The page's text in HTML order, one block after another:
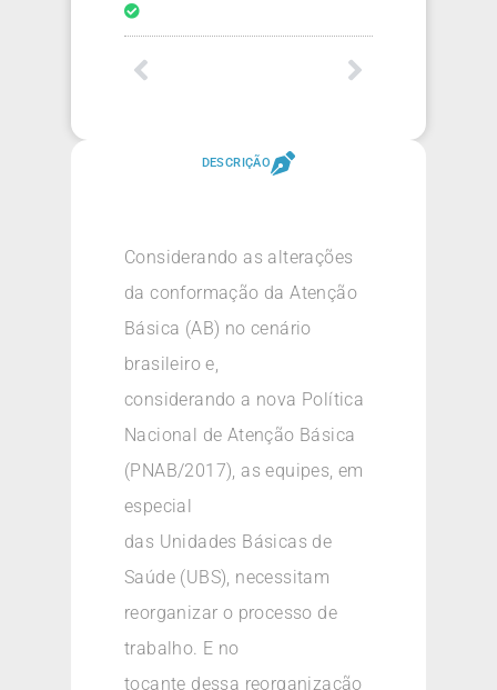
DESCRIÇÃO
Considerando as alterações
da conformação da Atenção
Básica (AB) no cenário
brasileiro e,
considerando a nova Política
Nacional de Atenção Básica
(PNAB/2017), as equipes, em
especial
das Unidades Básicas de
Saúde (UBS), necessitam
reorganizar o processo de
trabalho. E no
tocante dessa reorganização